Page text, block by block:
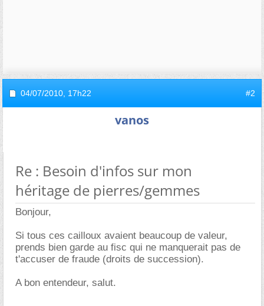
04/07/2010, 17h22 #2
vanos
Re : Besoin d'infos sur mon
héritage de pierres/gemmes
Bonjour,
Si tous ces cailloux avaient beaucoup de valeur,
prends bien garde au fisc qui ne manquerait pas de
t'accuser de fraude (droits de succession).
A bon entendeur, salut.